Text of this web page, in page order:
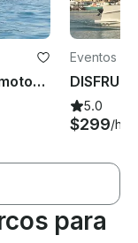
Viaje personalizado en yate a motor a la isla Saflya, Doha
Eventos
5.0
$299/
para